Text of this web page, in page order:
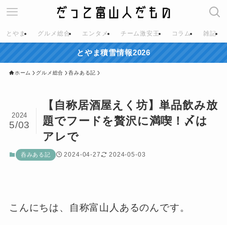
とやま グルメ総合 エンタメ チーム激安王 コラム 雑記
とやま積雪情報2026
ホーム グルメ総合 呑みある記
【自称居酒屋えく坊】単品飲み放
題でフードを贅沢に満喫！〆は
アレで
2024
5/03
呑みある記 2024-04-27 2024-05-03
こんにちは、自称富山人あるのんです。